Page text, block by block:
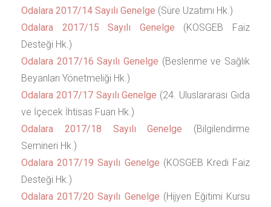
Odalara 2017/14 Sayılı Genelge (Süre Uzatımı Hk.)
Odalara 2017/15 Sayılı Genelge (KOSGEB Faiz
Desteği Hk.)
Odalara 2017/16 Sayılı Genelge (Beslenme ve Sağlık
Beyanları Yönetmeliği Hk.)
Odalara 2017/17 Sayılı Genelge (24. Uluslararası Gıda
ve İçecek İhtisas Fuarı Hk.)
Odalara 2017/18 Sayılı Genelge (Bilgilendirme
Semineri Hk.)
Odalara 2017/19 Sayılı Genelge (KOSGEB Kredi Faiz
Desteği Hk.)
Odalara 2017/20 Sayılı Genelge (Hijyen Eğitimi Kursu